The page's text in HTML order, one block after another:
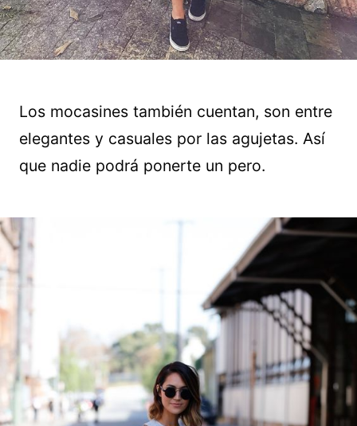
Los mocasines también cuentan, son entre
elegantes y casuales por las agujetas. Así
que nadie podrá ponerte un pero.